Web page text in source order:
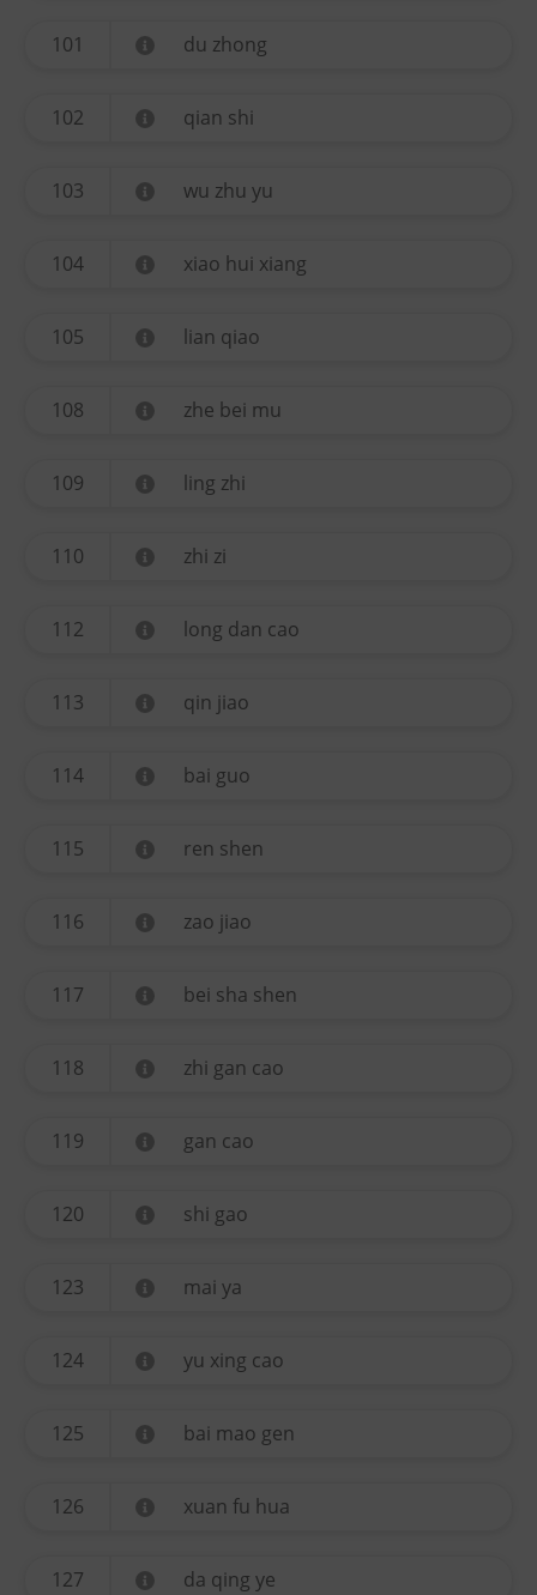
101 du zhong
102 qian shi
103 wu zhu yu
104 xiao hui xiang
105 lian qiao
108 zhe bei mu
109 ling zhi
110 zhi zi
112 long dan cao
113 qin jiao
114 bai guo
115 ren shen
116 zao jiao
117 bei sha shen
118 zhi gan cao
119 gan cao
120 shi gao
123 mai ya
124 yu xing cao
125 bai mao gen
126 xuan fu hua
127 da qing ye